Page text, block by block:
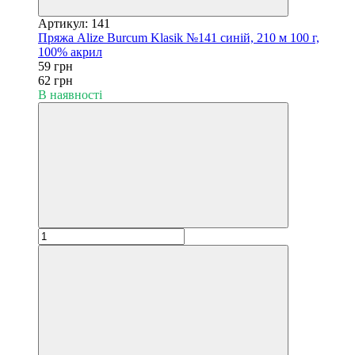
Артикул: 141
Пряжа Alize Burcum Klasik №141 синій, 210 м 100 г,
100% акрил
59 грн
62 грн
В наявності